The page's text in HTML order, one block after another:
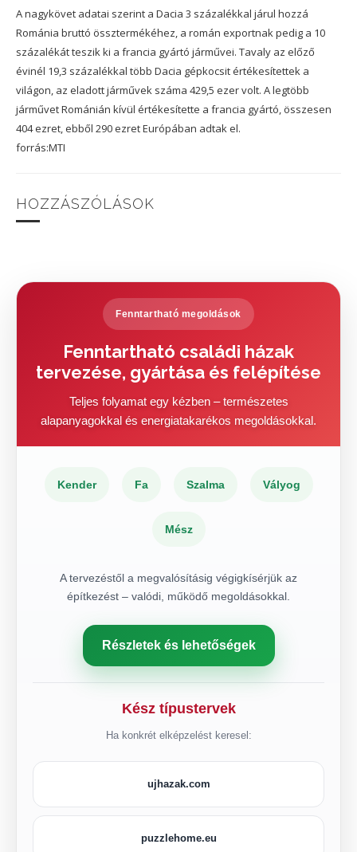
A nagykövet adatai szerint a Dacia 3 százalékkal járul hozzá
Románia bruttó össztermékéhez, a román exportnak pedig a 10
százalékát teszik ki a francia gyártó járművei. Tavaly az előző
évinél 19,3 százalékkal több Dacia gépkocsit értékesítettek a
világon, az eladott járművek száma 429,5 ezer volt. A legtöbb
járművet Románián kívül értékesítette a francia gyártó, összesen
404 ezret, ebből 290 ezret Európában adtak el.
forrás:MTI
HOZZÁSZÓLÁSOK
Fenntartható megoldások
Fenntartható családi házak
tervezése, gyártása és felépítése
Teljes folyamat egy kézben – természetes
alapanyagokkal és energiatakarékos megoldásokkal.
Kender Fa Szalma Vályog
Mész
A tervezéstől a megvalósításig végigkísérjük az
építkezést – valódi, működő megoldásokkal.
Részletek és lehetőségek
Kész típustervek
Ha konkrét elképzelést keresel:
ujhazak.com
puzzlehome.eu